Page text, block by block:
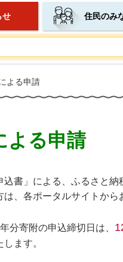
ページ
せ 住民のみ
よる申請
よる申請
書」による、ふるさと納
、各ポータルサイトから
分寄附の申込締切日は、
ます。